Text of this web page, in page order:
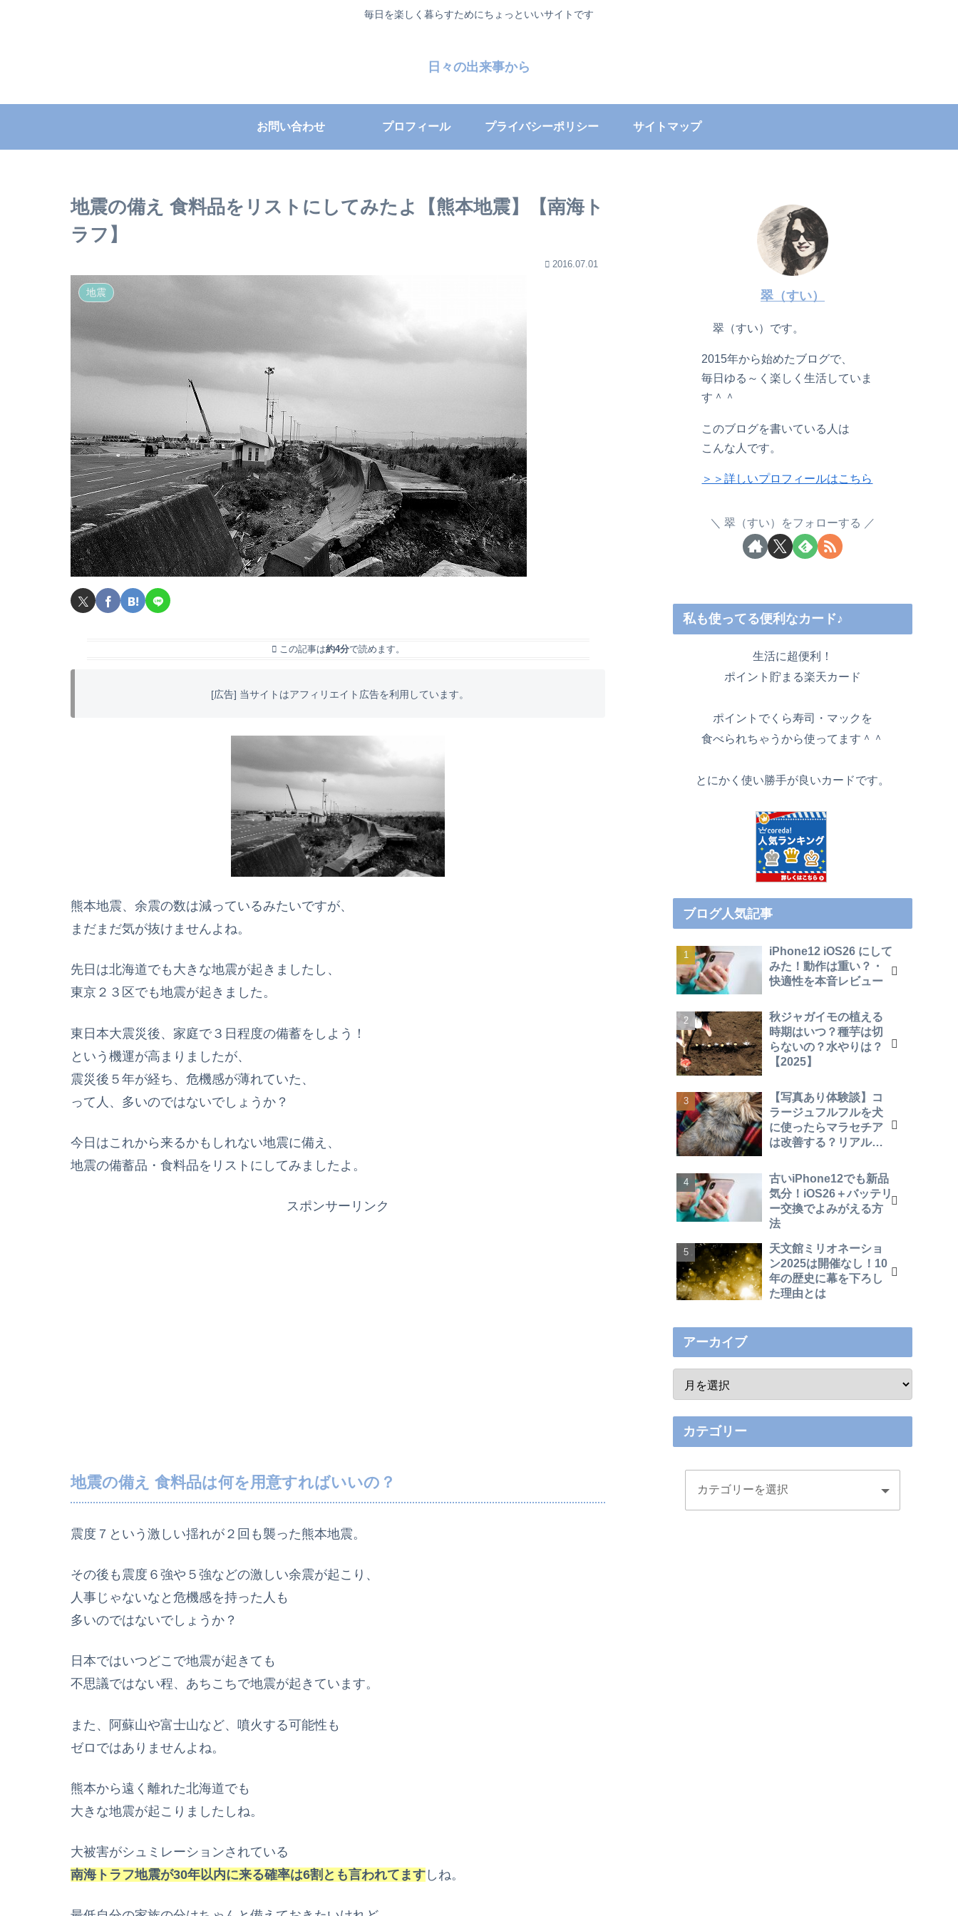
毎日を楽しく暮らすためにちょっといいサイトです
日々の出来事から
お問い合わせ プロフィール プライバシーポリシー サイトマップ
地震の備え 食料品をリストにしてみたよ【熊本地震】【南海ト
ラフ】
2016.07.01
地震
この記事は約4分で読めます。
[広告] 当サイトはアフィリエイト広告を利用しています。
熊本地震、余震の数は減っているみたいですが、
まだまだ気が抜けませんよね。
先日は北海道でも大きな地震が起きましたし、
東京２３区でも地震が起きました。
東日本大震災後、家庭で３日程度の備蓄をしよう！
という機運が高まりましたが、
震災後５年が経ち、危機感が薄れていた、
って人、多いのではないでしょうか？
今日はこれから来るかもしれない地震に備え、
地震の備蓄品・食料品をリストにしてみましたよ。
スポンサーリンク
地震の備え 食料品は何を用意すればいいの？
震度７という激しい揺れが２回も襲った熊本地震。
その後も震度６強や５強などの激しい余震が起こり、
人事じゃないなと危機感を持った人も
多いのではないでしょうか？
日本ではいつどこで地震が起きても
不思議ではない程、あちこちで地震が起きています。
また、阿蘇山や富士山など、噴火する可能性も
ゼロではありませんよね。
熊本から遠く離れた北海道でも
大きな地震が起こりましたしね。
大被害がシュミレーションされている
南海トラフ地震が30年以内に来る確率は6割とも言われてます しね。
翠（すい）
翠（すい）です。
2015年から始めたブログで、
毎日ゆる～く楽しく生活していま
す＾＾
このブログを書いている人は
こんな人です。
＞＞詳しいプロフィールはこちら
翠（すい）をフォローする
私も使ってる便利なカード♪
生活に超便利！
ポイント貯まる楽天カード
ポイントでくら寿司・マックを
食べられちゃうから使ってます＾＾
とにかく使い勝手が良いカードです。
ブログ人気記事
iPhone12 iOS26 にして
みた！動作は重い？・
快適性を本音レビュー
秋ジャガイモの植える
時期はいつ？種芋は切
らないの？水やりは？
【2025】
【写真あり体験談】コ
ラージュフルフルを犬
に使ったらマラセチア
は改善する？リアルな
古いiPhone12でも新品
気分！iOS26＋バッテリ
ー交換でよみがえる方
法
天文館ミリオネーショ
ン2025は開催なし！10
年の歴史に幕を下ろし
た理由とは
アーカイブ
カテゴリー